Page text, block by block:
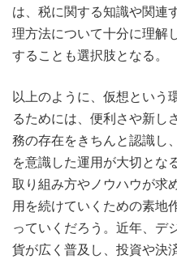
は、税に関する知識や関連
理方法について十分に理解
することも選択肢となる。
以上のように、仮想という
るためには、便利さや新し
務の存在をきちんと認識し
を意識した運用が大切とな
取り組み方やノウハウが求
用を続けていくための素地
っていくだろう。近年、デ
貨が広く普及し、投資や決